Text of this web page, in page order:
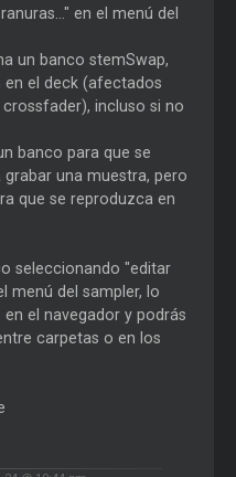
en el menú del
un banco stemSwap,
en el deck (afectados
incluso si no
banco para que se
una muestra, pero
que se reproduzca en
seleccionando "editar
menú del sampler, lo
el navegador y podrás
carpetas o en los